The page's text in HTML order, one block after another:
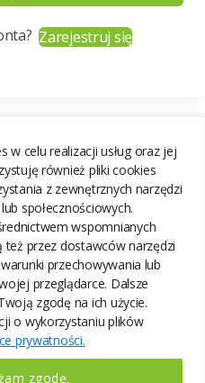
w celu realizacji usług oraz jej
również pliki cookies
z zewnętrznych narzędzi
społecznościowych.
wspomnianych
przez dostawców narzędzi
przechowywania lub
przeglądarce. Dalsze
zgodę na ich użycie.
o wykorzystaniu plików
prywatności.
zgodę.
Zarejestruj się